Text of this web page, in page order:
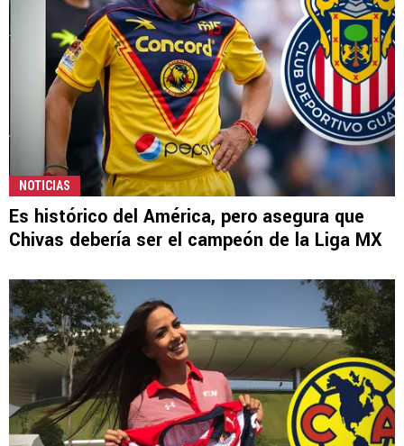
NOTICIAS
Es histórico del América, pero asegura que
Chivas debería ser el campeón de la Liga MX